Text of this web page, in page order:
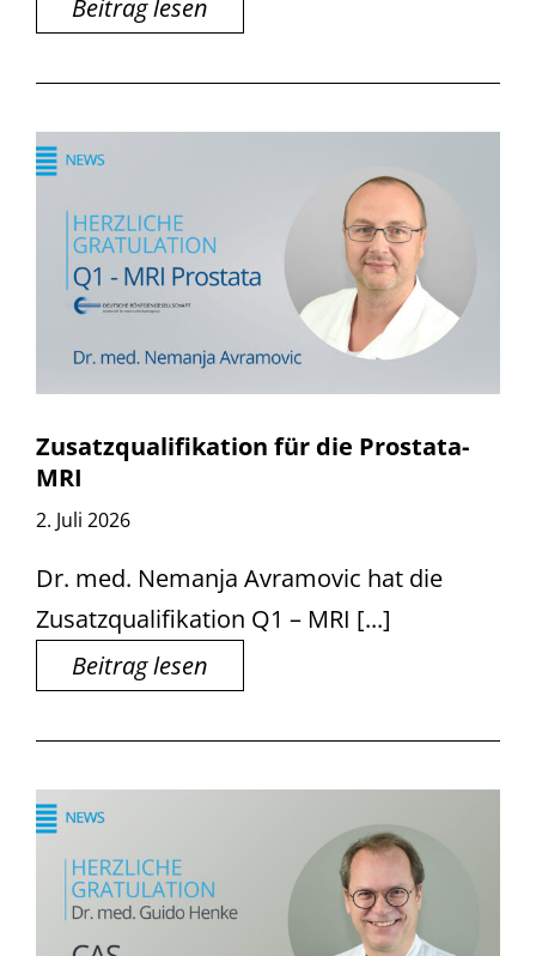
Beitrag lesen
Zusatzqualifikation für die Prostata-
MRI
2. Juli 2026
Dr. med. Nemanja Avramovic hat die
Zusatzqualifikation Q1 – MRI [...]
Beitrag lesen